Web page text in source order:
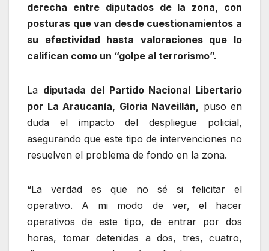
derecha entre diputados de la zona, con
posturas que van desde cuestionamientos a
su efectividad hasta valoraciones que lo
califican como un “golpe al terrorismo”.
La diputada del Partido Nacional Libertario
por La Araucanía, Gloria Naveillán, puso en
duda el impacto del despliegue policial,
asegurando que este tipo de intervenciones no
resuelven el problema de fondo en la zona.
“La verdad es que no sé si felicitar el
operativo. A mi modo de ver, el hacer
operativos de este tipo, de entrar por dos
horas, tomar detenidas a dos, tres, cuatro,